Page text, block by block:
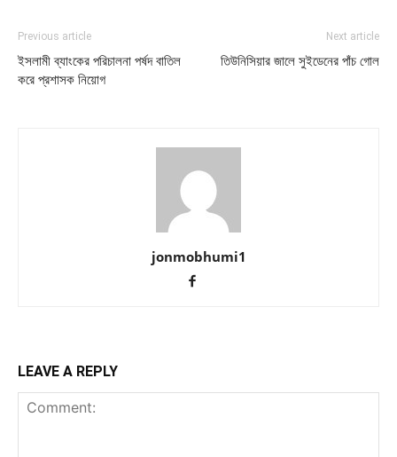
Previous article
ইসলামী ব্যাংকের পরিচালনা পর্ষদ বাতিল
করে প্রশাসক নিয়োগ
Next article
তিউনিসিয়ার জালে সুইডেনের পাঁচ গোল
jonmobhumi1
LEAVE A REPLY